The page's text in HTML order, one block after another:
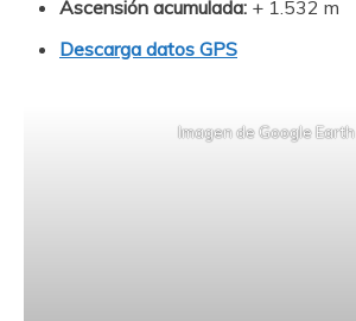
Ascensión acumulada: + 1.532 m
Descarga datos GPS
Imagen de Google Earth